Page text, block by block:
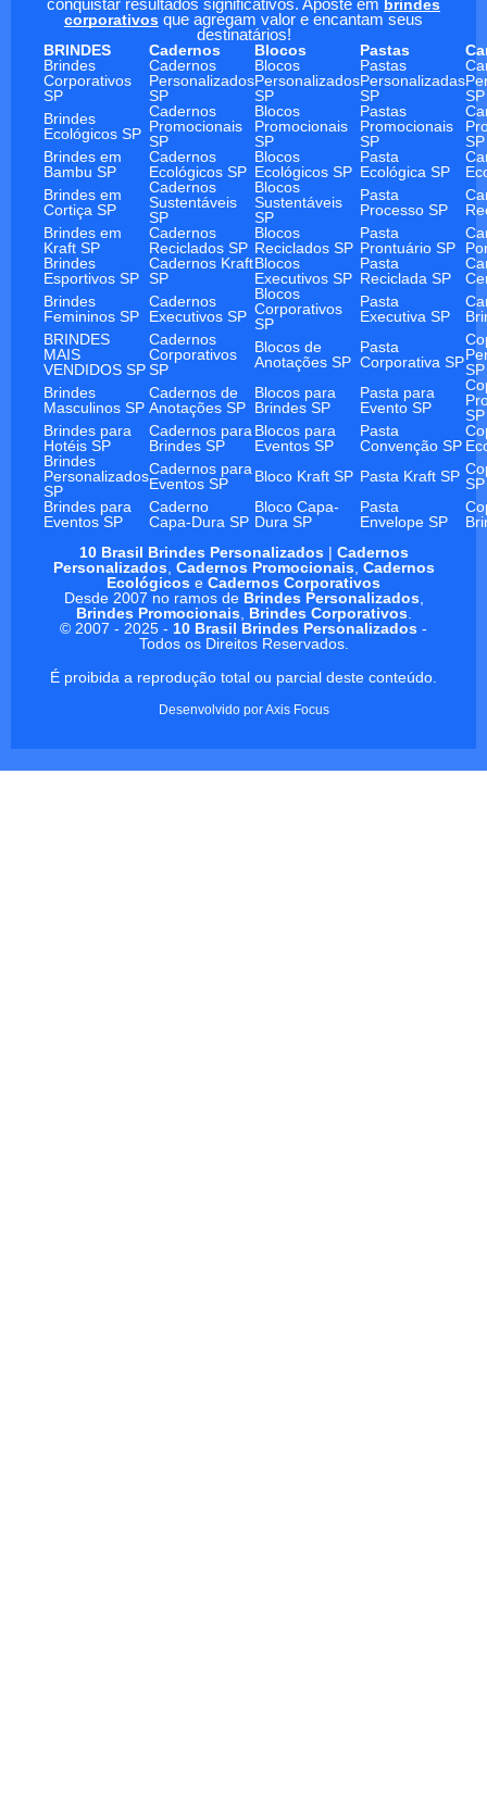
conquistar resultados significativos. Aposte em brindes
corporativos que agregam valor e encantam seus
destinatários!
BRINDES
Cadernos Blocos Pastas
Brindes
Corporativos
SP
Cadernos
Personalizados
SP
Blocos
Personalizados
SP
Pastas
Personalizadas
SP
SP
Brindes
Ecológicos SP
Cadernos
Promocionais
SP
Blocos
Promocionais
SP
Pastas
Promocionais
SP
SP
Brindes em
Bambu SP
Cadernos
Ecológicos SP
Blocos
Ecológicos SP
Pasta
Ecológica SP
Brindes em
Cortiça SP
Cadernos
Sustentáveis
SP
Blocos
Sustentáveis
SP
Pasta
Processo SP
Brindes em
Kraft SP
Cadernos
Reciclados SP
Blocos
Reciclados SP
Pasta
Prontuário SP
Brindes
Esportivos SP
Cadernos Kraft
SP
Blocos
Executivos SP
Pasta
Reciclada SP
Brindes
Femininos SP
Cadernos
Executivos SP
Blocos
Corporativos
SP
Pasta
Executiva SP
BRINDES
MAIS
VENDIDOS SP
Cadernos
Corporativos
SP
Blocos de
Anotações SP
Pasta
Corporativa SPSP
Brindes
Masculinos SP
Cadernos de
Anotações SP
Blocos para
Brindes SP
Pasta para
Evento SP
SP
Brindes para
Hotéis SP
Cadernos para
Brindes SP
Blocos para
Eventos SP
Pasta
Convenção SP
Brindes
Personalizados
SP
Cadernos para
Eventos SP
Bloco Kraft SP Pasta Kraft SP SP
Brindes para
Eventos SP
Caderno
Capa-Dura SP
Bloco Capa-
Dura SP
Pasta
Envelope SP
10 Brasil Brindes Personalizados| Cadernos
Personalizados, Cadernos Promocionais, Cadernos
Ecológicos e Cadernos Corporativos
Desde 2007 no ramos de Brindes Personalizados,
Brindes Promocionais, Brindes Corporativos.
© 2007 - 2025 - 10 Brasil Brindes Personalizados -
Todos os Direitos Reservados.
É proibida a reprodução total ou parcial deste conteúdo.
Desenvolvido porAxis Focus